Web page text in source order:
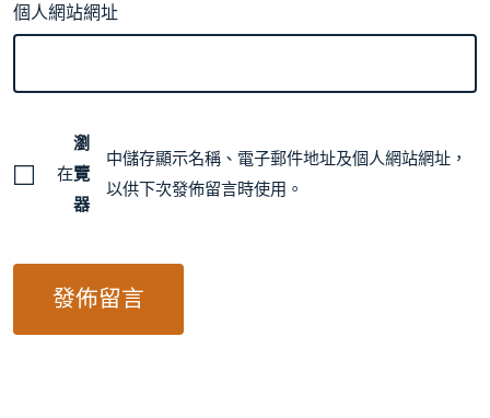
個人網站網址
在
瀏
覽
器
中儲存顯示名稱、電子郵件地址及個人網站網址，
以供下次發佈留言時使用。